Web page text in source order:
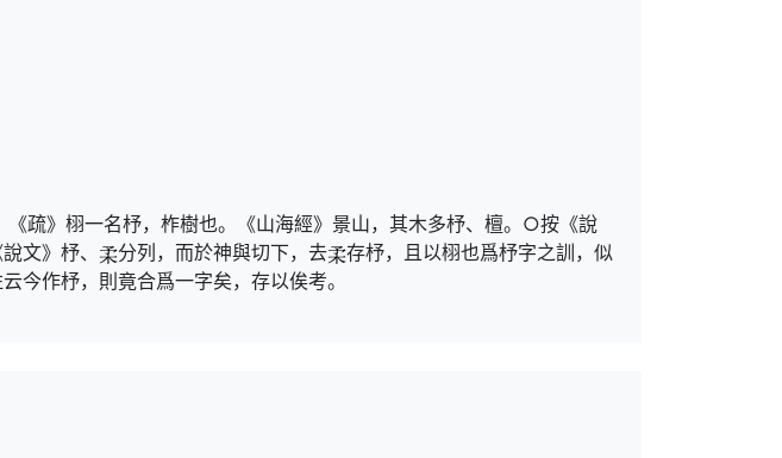
《疏》栩一名杼，柞樹也。《山海經》景山，其木多杼、檀。○按《說
文》杼、 分列，而於神與切下，去
存杼，且以栩也爲杼字之訓，似
今作杼，則竟合爲一字矣，存以俟考。